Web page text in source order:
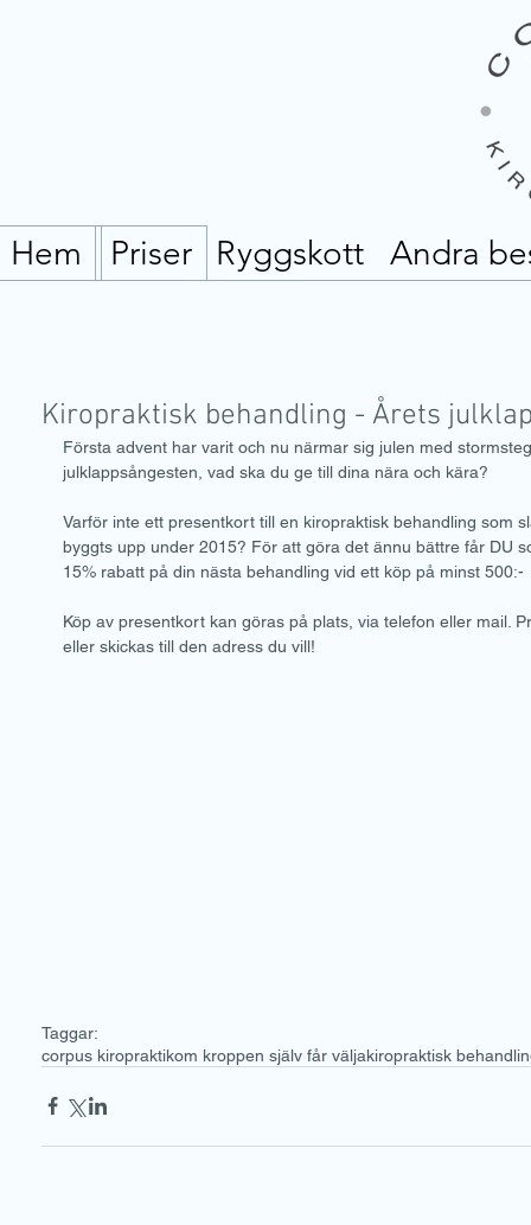
Ryggskott Andra
Priser
Hem
Kiropraktisk behandling - Årets
Första advent har varit och nu närmar sig julen med
julklappsångesten, vad ska du ge till dina nära och kära?
Varför inte ett presentkort till en kiropraktisk behandling som
byggts upp under 2015? För att göra det ännu bättre får DU
15% rabatt på din nästa behandling vid ett köp på minst 500:-
Köp av presentkort kan göras på plats, via telefon eller mail.
eller skickas till den adress du vill!
Taggar:
corpus kiropraktikom kroppen själv får väljakiropraktisk